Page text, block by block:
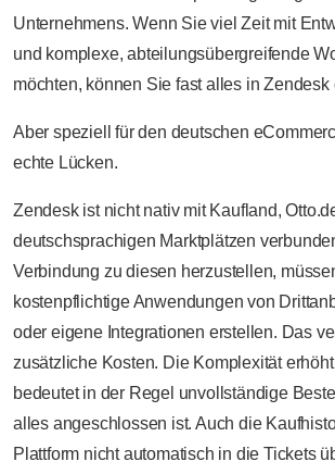
Unternehmens. Wenn Sie viel Zeit mit
und komplexe, abteilungsübergreifende
möchten, können Sie fast alles in Zendesk
Aber speziell für den deutschen
echte Lücken.
Zendesk ist nicht nativ mit Kaufland,
deutschsprachigen Marktplätzen
Verbindung zu diesen herzustellen,
kostenpflichtige Anwendungen von
oder eigene Integrationen erstellen. Das
zusätzliche Kosten. Die Komplexität
bedeutet in der Regel unvollständige
alles angeschlossen ist. Auch die
Plattform nicht automatisch in die Tickets